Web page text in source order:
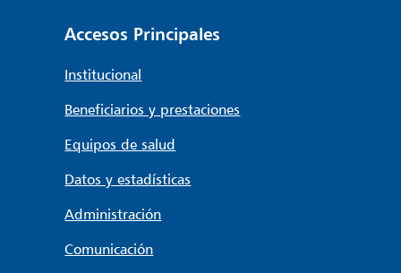
Accesos Principales
Institucional
Beneficiarios y prestaciones
Equipos de salud
Datos y estadísticas
Administración
Comunicación